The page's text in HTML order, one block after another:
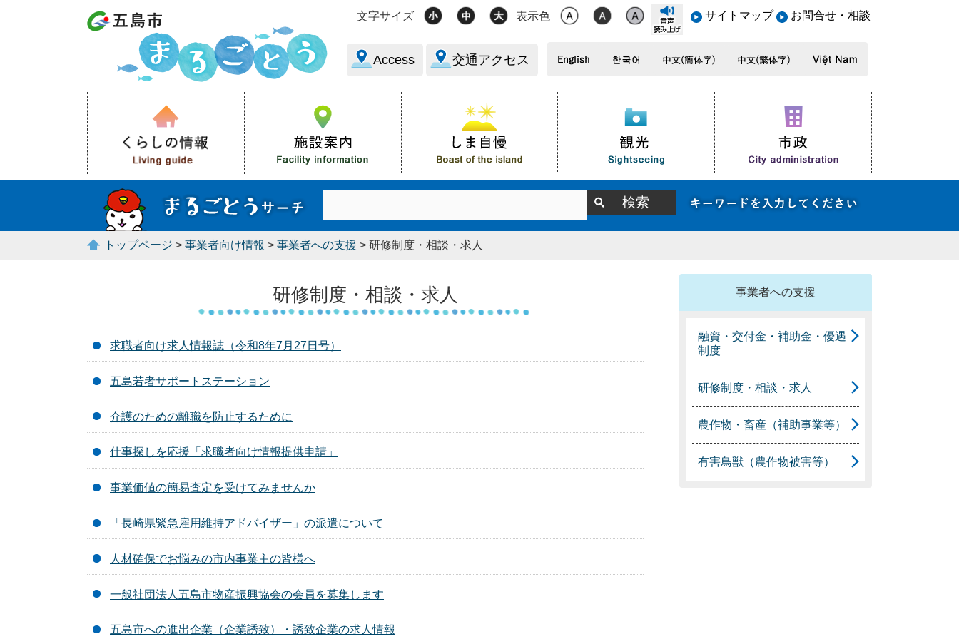
文字サイズ 表示色 サイトマップ お問合せ・相談
Access 交通アクセス
トップページ > 事業者向け情報 > 事業者への支援 > 研修制度・相談・求人
研修制度・相談・求人
求職者向け求人情報誌（令和8年7月27日号）
五島若者サポートステーション
介護のための離職を防止するために
仕事探しを応援「求職者向け情報提供申請」
事業価値の簡易査定を受けてみませんか
「長崎県緊急雇用維持アドバイザー」の派遣について
人材確保でお悩みの市内事業主の皆様へ
一般社団法人五島市物産振興協会の会員を募集します
五島市への進出企業（企業誘致）・誘致企業の求人情報
事業者への支援
融資・交付金・補助金・優遇
制度
研修制度・相談・求人
農作物・畜産（補助事業等）
有害鳥獣（農作物被害等）